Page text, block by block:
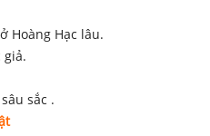
Hoàng Hạc lâu.
giả.
sắc .